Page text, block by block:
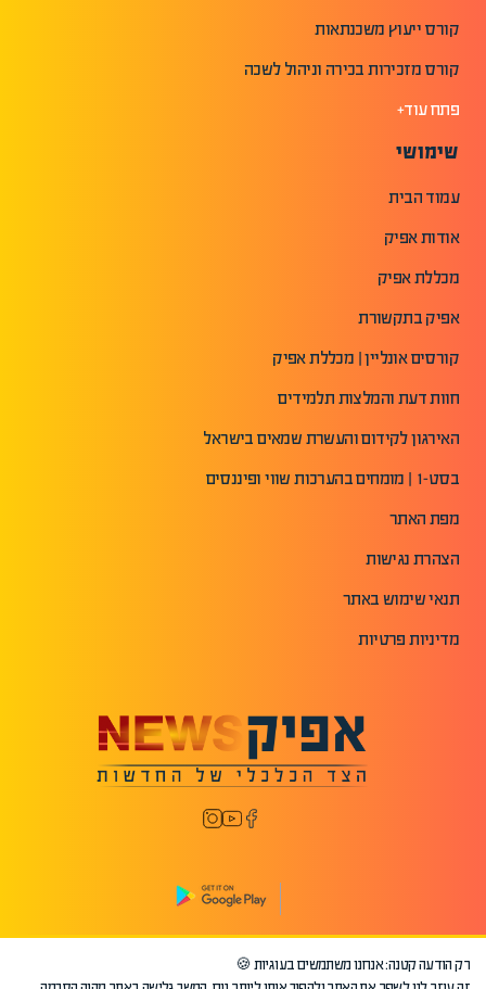
קורס ייעוץ משכנתאות
קורס מזכירות בכירה וניהול לשכה
פתח עוד+
שימושי
עמוד הבית
אודות אפיק
מכללת אפיק
אפיק בתקשורת
קורסים אונליין | מכללת אפיק
חוות דעת והמלצות תלמידים
האירגון לקידום והעשרת שמאים בישראל
בסט-1 | מומחים בהערכות שווי ופיננסים
מפת האתר
הצהרת נגישות
תנאי שימוש באתר
מדיניות פרטיות
©2026 כל הזכויות שמורות לאפיק.
רק הודעה קטנה: אנחנו משתמשים בעוגיות 🍪